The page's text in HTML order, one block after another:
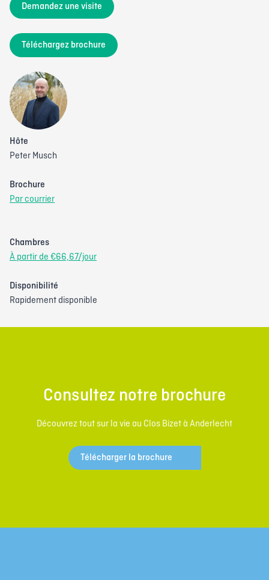
Demandez une visite
Téléchargez brochure
Hôte
Peter Musch
Brochure
Par courrier
Chambres
À partir de €66,67/jour
Disponibilité
Rapidement disponible
Consultez notre brochure
Découvrez tout sur la vie au Clos Bizet à Anderlecht
Télécharger la brochure